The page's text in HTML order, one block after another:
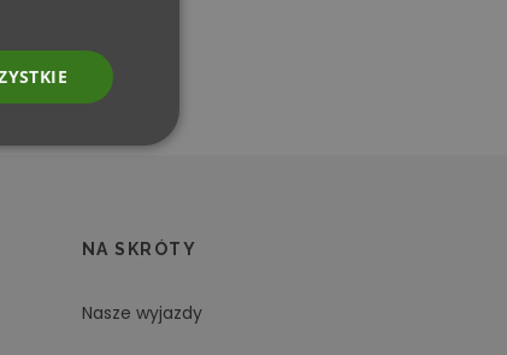
NA SKRÓTY
Nasze wyjazdy